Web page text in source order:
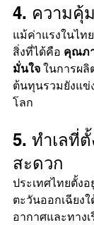
4. ความคุ้
แม้ค่าแรงในไท
สิ่งที่ได้คือ คุณภ
มั่นใจ ในการผ
ต้นทุนรวมยังแข่
โลก
5. ทำเลที่
สะดวก
ประเทศไทยตั้งอ
ตะวันออกเฉียง
อากาศและทางเ